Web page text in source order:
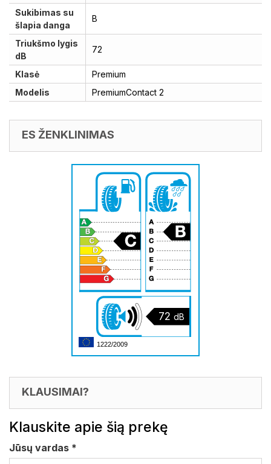
Sukibimas su
šlapia danga
B
Triukšmo lygis
dB
72
Klasė
Premium
Modelis
PremiumContact 2
ES ŽENKLINIMAS
72 dB
1222/2009
KLAUSIMAI?
Klauskite apie šią prekę
Jūsų vardas *